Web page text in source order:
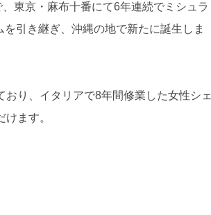
東京・麻布十番にて6年連続でミシュラ
引き継ぎ、沖縄の地で新たに誕生しま
り、イタリアで8年間修業した女性シェ
ます。